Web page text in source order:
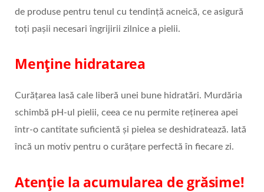
de produse pentru tenul cu tendință acneică, ce asigură
toți pașii necesari îngrijirii zilnice a pielii.
Menține hidratarea
Curățarea lasă cale liberă unei bune hidratări. Murdăria
schimbă pH-ul pielii, ceea ce nu permite reținerea apei
într-o cantitate suficientă și pielea se deshidratează. Iată
încă un motiv pentru o curățare perfectă în fiecare zi.
Atenție la acumularea de grăsime!